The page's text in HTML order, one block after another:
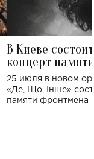
В Киеве
концерт
Клименко:
исполнят песни
25 июля в новом
«Де, Що, Інше»
памяти фронтмена